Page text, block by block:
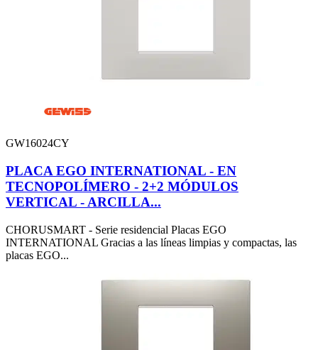
GW16024CY
PLACA EGO INTERNATIONAL - EN
TECNOPOLÍMERO - 2+2 MÓDULOS
VERTICAL - ARCILLA...
CHORUSMART - Serie residencial Placas EGO
INTERNATIONAL Gracias a las líneas limpias y compactas, las
placas EGO...